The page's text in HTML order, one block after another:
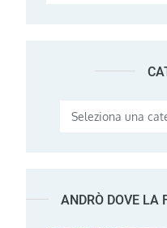
Categorie
ANDRÒ DOVE LA